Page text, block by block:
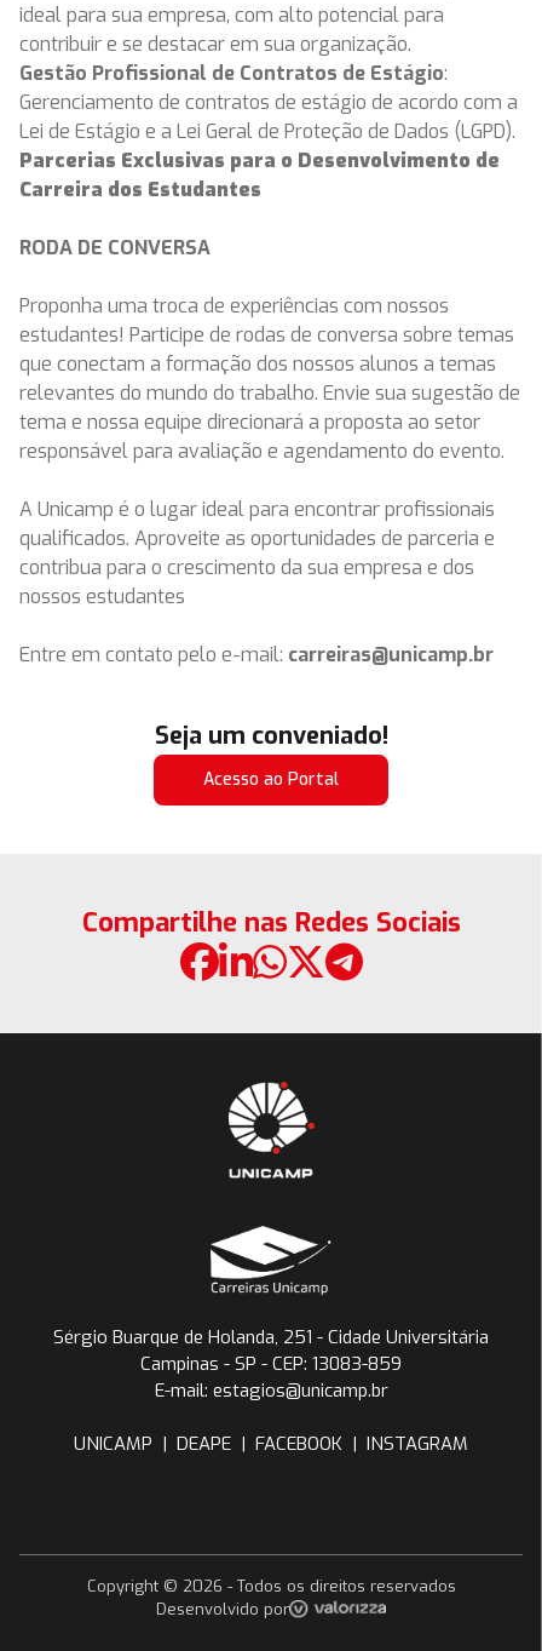
ideal para sua empresa, com alto potencial para
contribuir e se destacar em sua organização.
Gestão Profissional de Contratos de Estágio:
Gerenciamento de contratos de estágio de acordo com a
Lei de Estágio e a Lei Geral de Proteção de Dados (LGPD).
Parcerias Exclusivas para o Desenvolvimento de
Carreira dos Estudantes
RODA DE CONVERSA
Proponha uma troca de experiências com nossos
estudantes! Participe de rodas de conversa sobre temas
que conectam a formação dos nossos alunos a temas
relevantes do mundo do trabalho. Envie sua sugestão de
tema e nossa equipe direcionará a proposta ao setor
responsável para avaliação e agendamento do evento.
A Unicamp é o lugar ideal para encontrar profissionais
qualificados. Aproveite as oportunidades de parceria e
contribua para o crescimento da sua empresa e dos
nossos estudantes
Entre em contato pelo e-mail: carreiras@unicamp.br
Seja um conveniado!
Acesso ao Portal
Compartilhe nas Redes Sociais
Sérgio Buarque de Holanda, 251 - Cidade Universitária
Campinas - SP - CEP: 13083-859
E-mail: estagios@unicamp.br
UNICAMP | DEAPE | FACEBOOK | INSTAGRAM
Copyright © 2026 - Todos os direitos reservados
Desenvolvido por